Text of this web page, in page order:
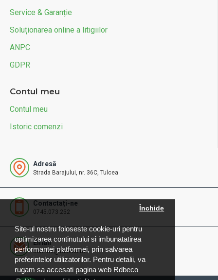
Site-ul nostru foloseste cookie-uri pentru
optimizarea continutului si imbunatatirea
performantei platformei, prin salvarea
preferintelor utilizatorilor. Pentru detalii, va
rugam sa accesati pagina web Rdbeco
Închide
Service & Garanție
Soluționarea online a litigiilor
ANPC
GDPR
Contul meu
Contul meu
Istoric comenzi
Adresă
Strada Barajului, nr. 36C, Tulcea
Contactați-ne
0745.073.252
Email
contact@rdbeco.ro